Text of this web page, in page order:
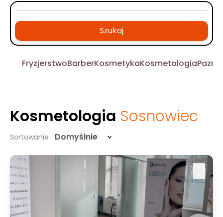
Szukaj
FryzjerstwoBarberKosmetykaKosmetologia
Kosmetologia Sosnowiec
Sortowanie Domyślnie